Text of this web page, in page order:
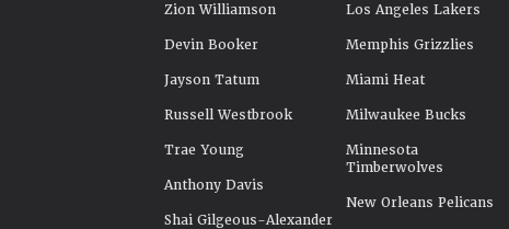
Zion Williamson
Devin Booker
Jayson Tatum
Russell Westbrook
Trae Young
Anthony Davis
Shai Gilgeous-Alexander
Los Angeles Lakers
Memphis Grizzlies
Miami Heat
Milwaukee Bucks
Minnesota
Timberwolves
New Orleans Pelicans